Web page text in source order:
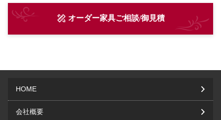
オーダー家具ご相談/御見積
HOME
会社概要